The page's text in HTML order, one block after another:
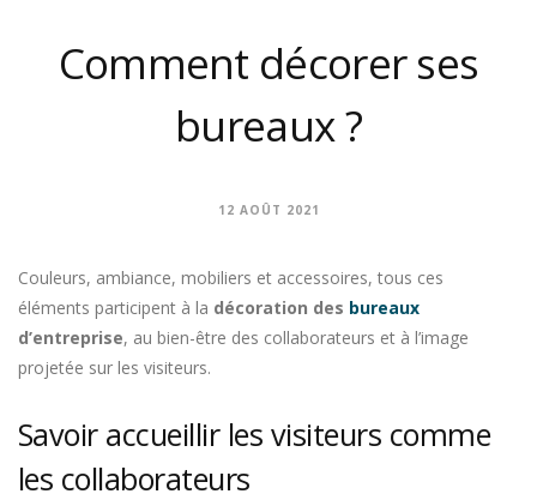
Comment décorer ses
bureaux ?
12 AOÛT 2021
Couleurs, ambiance, mobiliers et accessoires, tous ces
éléments participent à la décoration des bureaux
d’entreprise, au bien-être des collaborateurs et à l’image
projetée sur les visiteurs.
Savoir accueillir les visiteurs comme
les collaborateurs